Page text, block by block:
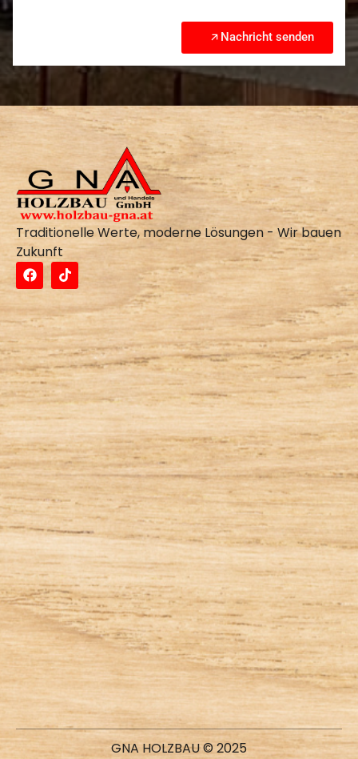
Nachricht senden
Traditionelle Werte, moderne Lösungen - Wir bauen
Zukunft
GNA HOLZBAU © 2025